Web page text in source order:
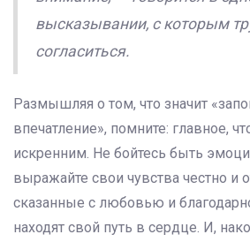
высказывании, с которым
согласиться.
Размышляя о том, что значит
впечатление», помните: главное,
искренним. Не бойтесь быть
выражайте свои чувства честно и
сказанные с любовью и
находят свой путь в сердце. И,